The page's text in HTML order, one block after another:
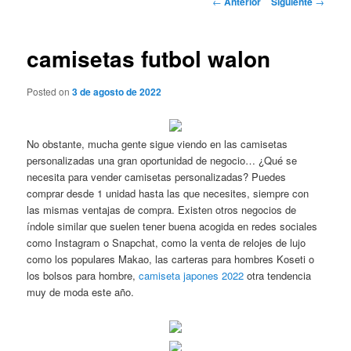
camisetas futbol walon
Posted on3 de agosto de 2022
No obstante, mucha gente sigue viendo en las camisetas
personalizadas una gran oportunidad de negocio… ¿Qué se
necesita para vender camisetas personalizadas? Puedes
comprar desde 1 unidad hasta las que necesites, siempre con
las mismas ventajas de compra. Existen otros negocios de
índole similar que suelen tener buena acogida en redes sociales
como Instagram o Snapchat, como la venta de relojes de lujo
como los populares Makao, las carteras para hombres Koseti o
los bolsos para hombre,camiseta japones 2022 otra tendencia
muy de moda este año.